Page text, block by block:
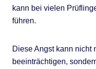
kann bei vielen
führen.
Diese Angst kann nicht
beeinträchtigen,